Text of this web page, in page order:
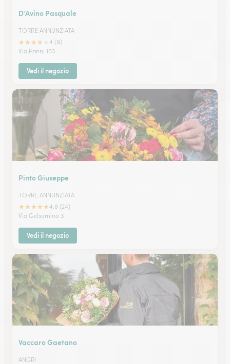
D’Avino Pasquale
TORRE ANNUNZIATA
★★★★
4 (9)
Via Parini 103
Vedi il negozio
Pinto Giuseppe
TORRE ANNUNZIATA
★★★★★4.8 (24)
Via Gelsomino 3
Vedi il negozio
Vaccaro Gaetano
ANGRI